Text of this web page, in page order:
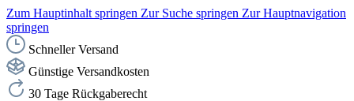
Zum Hauptinhalt springen Zur Suche springen Zur Hauptnavigation
springen
Schneller Versand
Günstige Versandkosten
30 Tage Rückgaberecht